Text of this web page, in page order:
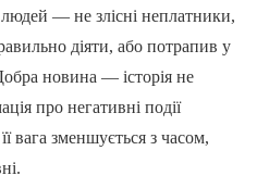
— не злісні неплатники,
діяти, або потрапив у
новина — історія не
про негативні події
вага зменшується з часом,